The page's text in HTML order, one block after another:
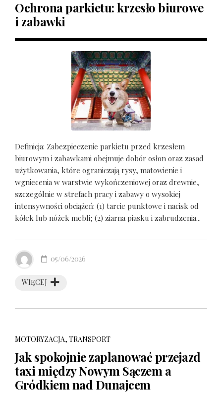
Ochrona parkietu: krzesło biurowe
i zabawki
Definicja: Zabezpieczenie parkietu przed krzesłem
biurowym i zabawkami obejmuje dobór osłon oraz zasad
użytkowania, które ograniczają rysy, matowienie i
wgniecenia w warstwie wykończeniowej oraz drewnie,
szczególnie w strefach pracy i zabawy o wysokiej
intensywności obciążeń: (1) tarcie punktowe i nacisk od
kółek lub nóżek mebli; (2) ziarna piasku i zabrudzenia...
WIĘCEJ
05/06/2026
MOTORYZACJA, TRANSPORT
Jak spokojnie zaplanować przejazd
taxi między Nowym Sączem a
Gródkiem nad Dunajcem